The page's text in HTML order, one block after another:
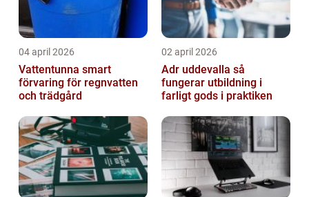
04 april 2026
Vattentunna smart
förvaring för regnvatten
och trädgård
02 april 2026
Adr uddevalla så
fungerar utbildning i
farligt gods i praktiken